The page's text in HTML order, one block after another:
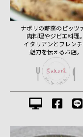
ナポリの薪窯のピッツァ
肉料理やジビエ料理。
イタリアンとフレン
魅力を伝えるお店。